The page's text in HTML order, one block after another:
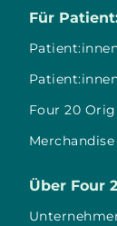
Für
Four 20
Merchandise
Über Four